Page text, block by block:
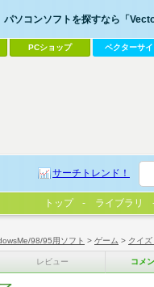
98/95用ソフト > ゲーム > クイ
レビュー コメ
パソコンソフトを探すなら「
PCショップ ベクターサ
サーチトレンド！
トップ ライブラリ